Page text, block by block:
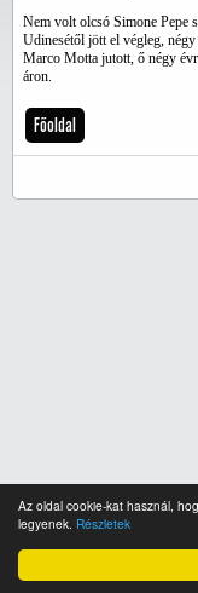
Az oldal cookie-kat használ,
legyenek. Részletek
Nem volt olcsó Simone Pepe
Udinesétől jött el végleg,
Marco Motta jutott, ő négy
áron.
Főoldal